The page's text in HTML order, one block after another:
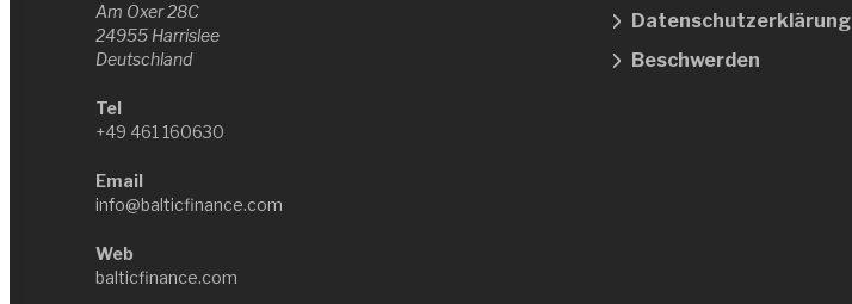
Am Oxer 28C
24955 Harrislee
Deutschland
Tel
+49 461 160630
Email
info@balticfinance.com
Web
balticfinance.com
Datenschutzerklärung
Beschwerden